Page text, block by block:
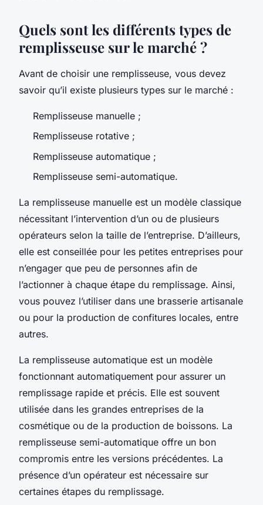
Quels sont les différents types de
remplisseuse sur le marché ?
Avant de choisir une remplisseuse, vous devez
savoir qu’il existe plusieurs types sur le marché :
Remplisseuse manuelle ;
Remplisseuse rotative ;
Remplisseuse automatique ;
Remplisseuse semi-automatique.
La remplisseuse manuelle est un modèle classique
nécessitant l’intervention d’un ou de plusieurs
opérateurs selon la taille de l’entreprise. D’ailleurs,
elle est conseillée pour les petites entreprises pour
n’engager que peu de personnes afin de
l’actionner à chaque étape du remplissage. Ainsi,
vous pouvez l’utiliser dans une brasserie artisanale
ou pour la production de confitures locales, entre
autres.
La remplisseuse automatique est un modèle
fonctionnant automatiquement pour assurer un
remplissage rapide et précis. Elle est souvent
utilisée dans les grandes entreprises de la
cosmétique ou de la production de boissons. La
remplisseuse semi-automatique offre un bon
compromis entre les versions précédentes. La
présence d’un opérateur est nécessaire sur
certaines étapes du remplissage.